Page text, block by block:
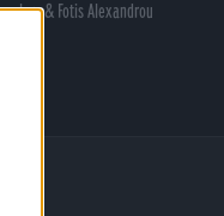
colors& Fotis Alexandrou